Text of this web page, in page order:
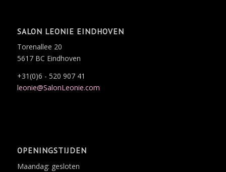
SALON LEONIE EINDHOVEN
Torenallee 20
5617 BC Eindhoven
+31(0)6 - 520 907 41
leonie@SalonLeonie.com
OPENINGSTIJDEN
Maandag: gesloten